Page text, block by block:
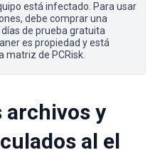
está infectado. Para usar
debe comprar una
días de prueba gratuita
es propiedad y está
matriz de PCRisk.
archivos y
al el